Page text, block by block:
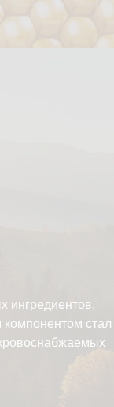
ингредиентов,
стал